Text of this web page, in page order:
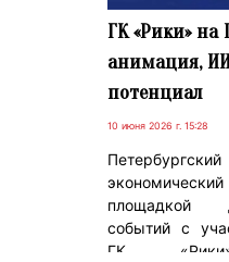
ГК «Рики»
анимация,
потенциал
10 июня 2026 г. 15:28
площадкой
событий с
ГК